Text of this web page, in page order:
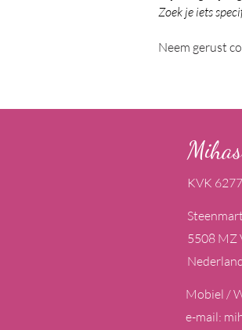
Zoek je iets
Neem gerust
KVK
5508 MZ
Mobiel /
e-mail: